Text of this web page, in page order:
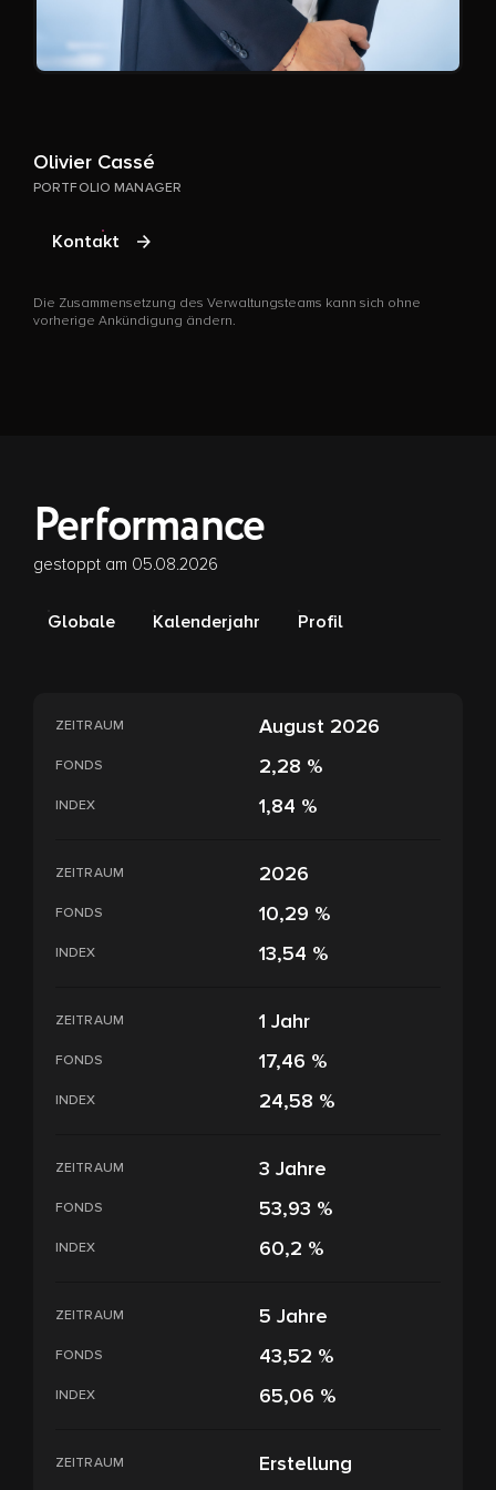
Olivier Cassé
PORTFOLIO MANAGER
Kontakt
Die Zusammensetzung des Verwaltungsteams kann sich ohne
vorherige Ankündigung ändern.
Performance
gestoppt am 05.08.2026
Globale Kalenderjahr Profil
ZEITRAUM August 2026
FONDS 2,28 %
INDEX 1,84 %
ZEITRAUM 2026
FONDS 10,29 %
INDEX 13,54 %
ZEITRAUM 1 Jahr
FONDS 17,46 %
INDEX 24,58 %
ZEITRAUM 3 Jahre
FONDS 53,93 %
INDEX 60,2 %
ZEITRAUM 5 Jahre
FONDS 43,52 %
INDEX 65,06 %
ZEITRAUM Erstellung